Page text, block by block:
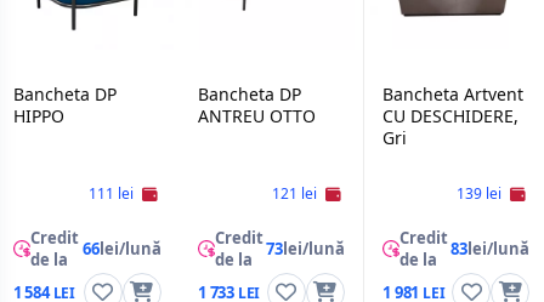
Bancheta DP
HIPPO
111 lei
Credit
de la
66lei/lună
1 584
Bancheta DP
ANTREU OTTO
121 lei
Credit
de la
73lei/lună
1 733
Bancheta Artvent
CU DESCHIDERE,
Gri
139 lei
Credit
de la
83lei/lună
1 981